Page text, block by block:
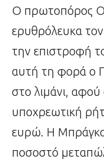
Ο πρωτοπόρος
ερυθρόλευκα
την επιστροφή
αυτή τη φορά ο
στο λιμάνι, αφού
υποχρεωτική
ευρώ. Η Μπράγκα
ποσοστό